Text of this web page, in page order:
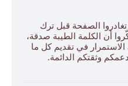
الصفحة قبل ترك
أن الكلمة الطيبة صدقة،
الاستمرار في تقديم كل ما
وثقتكم الدائمة.